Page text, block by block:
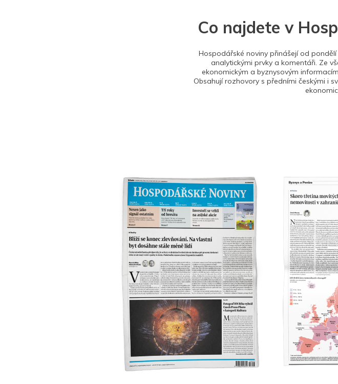
Co najdete v
Hospodářské noviny přinášejí od
analytickými prvky a komentáři. Ze
ekonomickým a byznysovým
Obsahují rozhovory s předními českými i